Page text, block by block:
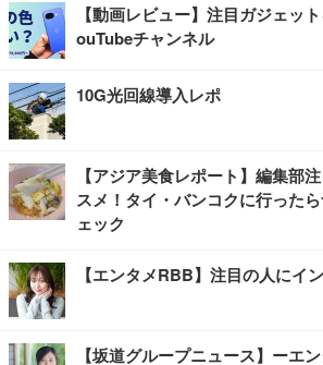
【動画レビュー】注目ガジェッ
ouTubeチャンネル
10G光回線導入レポ
【アジア美食レポート】編集部
スメ！タイ・バンコクに行った
ェック
【エンタメRBB】注目の人にイ
【坂道グループニュース】ーエ